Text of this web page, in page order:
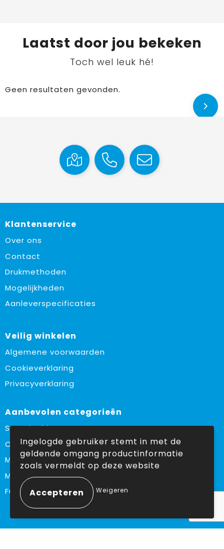
Laatst door jou bekeken
Toch wel leuk hé!
Geen resultaten gevonden.
Klantenservice
Over ons
Contact
Drukmethoden
Mogelijkheden
Aanleverspecificaties
Veilig winkelen
Algemene voorwaarden
Cookieverklaring
Privacyverklaring
Aanbevolen categorieën
Sustainable
Custom made
Made in Europe
Must haves
Fulfilment
Volg ons op:
Ingelogde gebruiker stemt in met de
geldende omgang productinformatie
zoals vermeldt op deze website
Weigeren